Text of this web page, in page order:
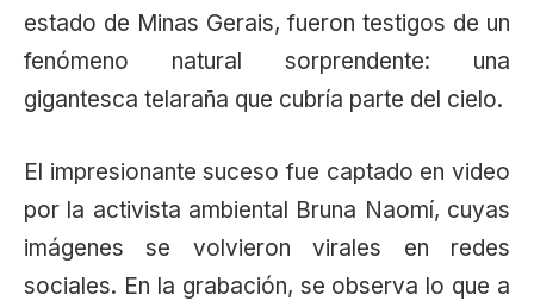
estado de Minas Gerais, fueron testigos de un
fenómeno natural sorprendente: una
gigantesca telaraña que cubría parte del cielo.
El impresionante suceso fue captado en video
por la activista ambiental Bruna Naomí, cuyas
imágenes se volvieron virales en redes
sociales. En la grabación, se observa lo que a